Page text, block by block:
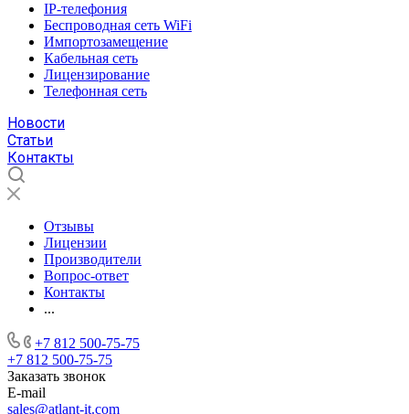
IP-телефония
Беспроводная сеть WiFi
Импортозамещение
Кабельная сеть
Лицензирование
Телефонная сеть
Новости
Статьи
Контакты
Отзывы
Лицензии
Производители
Вопрос-ответ
Контакты
...
+7 812 500-75-75
+7 812 500-75-75
Заказать звонок
E-mail
sales@atlant-it.com